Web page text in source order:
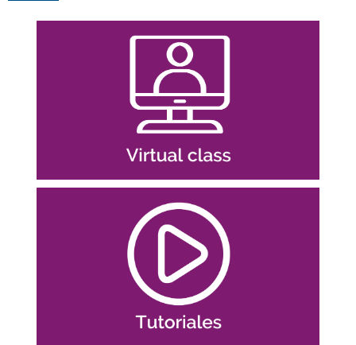
Ingresar
Funcionalidades generales
Gestionar tu equipo